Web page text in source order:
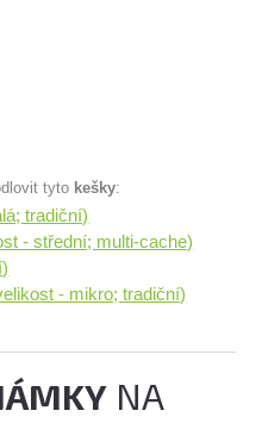
tyto kešky:
tradiční)
- střední; multi-cache)
- mikro; tradiční)
NA